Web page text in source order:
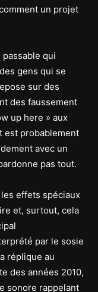
un projet
qui
gens qui se
sur des
des faussement
up here » aux
est probablement
avec un
pas tout.
effets spéciaux
et, surtout, cela
par le sosie
réplique au
des années 2010,
sonore rappelant